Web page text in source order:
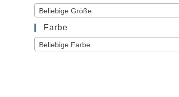
Beliebige Größe
Farbe
Beliebige Farbe